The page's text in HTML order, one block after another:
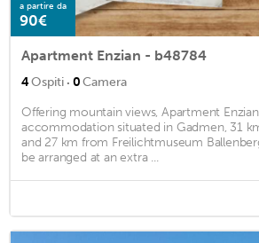
a partire da
90€
Apartment Enzian - b48784
4Ospiti · 0Camera
Offering mountain views, Apartment
accommodation situated in Gadmen, 31
and 27 km from Freilichtmuseum
be arranged at an extra ...